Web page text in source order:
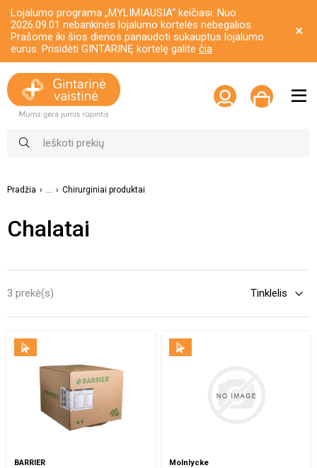
Lojalumo programa „MYLIMIAUSIA“ keičiasi. Nuo
2026.09.01 nebankinės lojalumo kortelės nebegalios.
Prašome iki šios dienos panaudoti sukauptus lojalumo
eurus. Prisidėti GINTARINĘ kortelę galite čia
Pradžia ... Chirurginiai produktai
Chalatai
3 prekė(s)
BARRIER Molnlycke